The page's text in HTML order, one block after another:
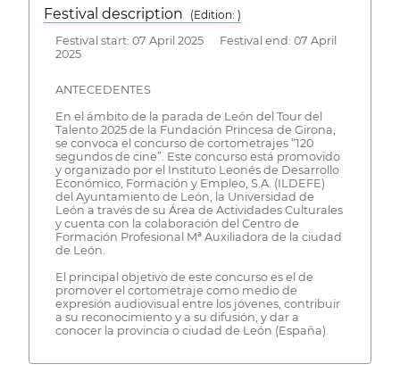
Festival description
(Edition: )
Festival start: 07 April 2025 Festival end: 07 April
2025
ANTECEDENTES
En el ámbito de la parada de León del Tour del
Talento 2025 de la Fundación Princesa de Girona,
se convoca el concurso de cortometrajes “120
segundos de cine”. Este concurso está promovido
y organizado por el Instituto Leonés de Desarrollo
Económico, Formación y Empleo, S.A. (ILDEFE)
del Ayuntamiento de León, la Universidad de
León a través de su Área de Actividades Culturales
y cuenta con la colaboración del Centro de
Formación Profesional Mª Auxiliadora de la ciudad
de León.
El principal objetivo de este concurso es el de
promover el cortometraje como medio de
expresión audiovisual entre los jóvenes, contribuir
a su reconocimiento y a su difusión, y dar a
conocer la provincia o ciudad de León (España).